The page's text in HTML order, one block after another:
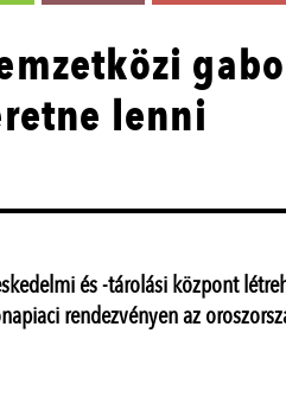
lenni
és -tárolási központ
rendezvényen az